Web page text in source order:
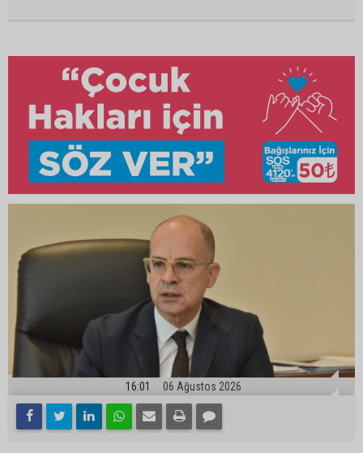
16:01 06 Ağustos 2026